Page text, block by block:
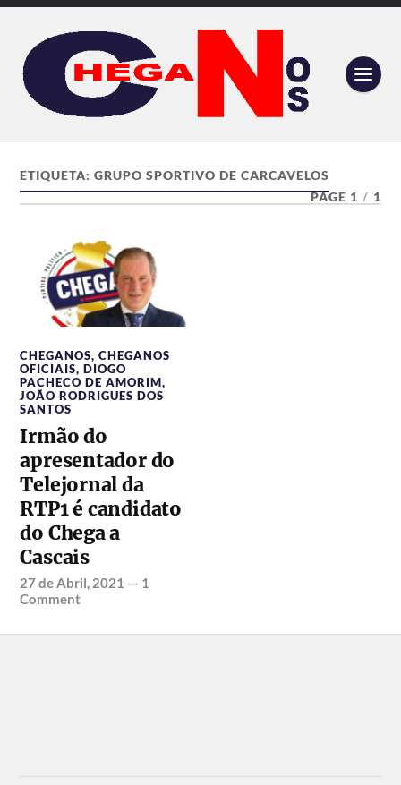
ETIQUETA:GRUPO SPORTIVO DE CARCAVELOS
PAGE 1 / 1
CHEGANOS,CHEGANOS
OFICIAIS,DIOGO
PACHECO DE AMORIM,
JOÃO RODRIGUES DOS
SANTOS
Irmão do
apresentador do
Telejornal da
RTP1 é candidato
do Chega a
Cascais
27 de Abril, 2021 — 1
Comment